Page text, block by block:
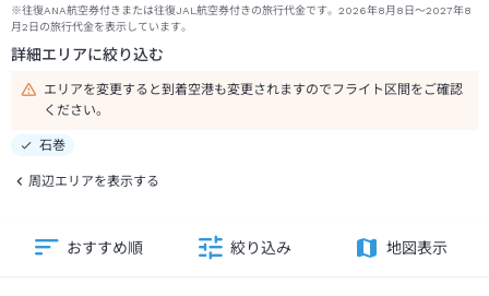
※往復ANA航空券付きまたは往復JAL航空券付きの旅行代金です。2026年8月8日～2027年8
月2日の旅行代金を表示しています。
詳細エリアに絞り込む
エリアを変更すると到着空港も変更されますのでフライト区間をご確認
ください。
石巻
周辺エリアを表示する
おすすめ順 絞り込み 地図表示